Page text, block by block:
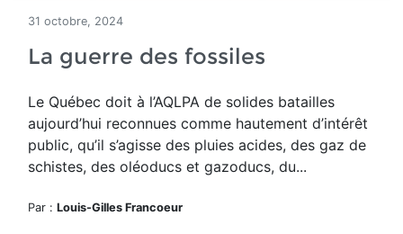
31 octobre, 2024
La guerre des fossiles
Le Québec doit à l’AQLPA de solides batailles
aujourd’hui reconnues comme hautement d’intérêt
public, qu’il s’agisse des pluies acides, des gaz de
schistes, des oléoducs et gazoducs, du...
Par : Louis-Gilles Francoeur